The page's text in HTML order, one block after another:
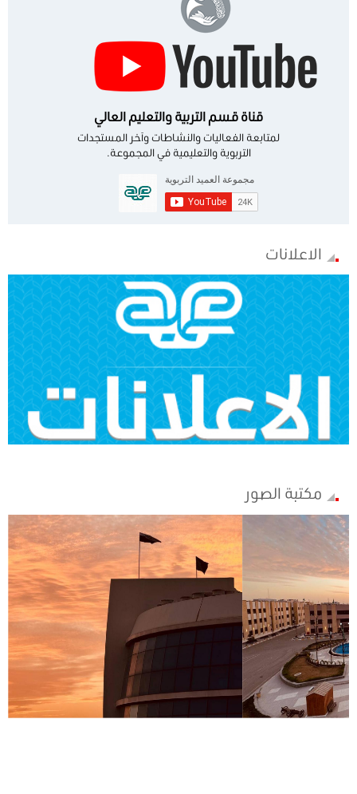
قناة قسم التربية والتعليم العالي
لمتابعة الفعاليات والنشاطات وآخر المستجدات
التربوية والتعليمية في المجموعة.
الاعلانات
مكتبة الصور